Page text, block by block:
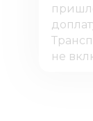
не